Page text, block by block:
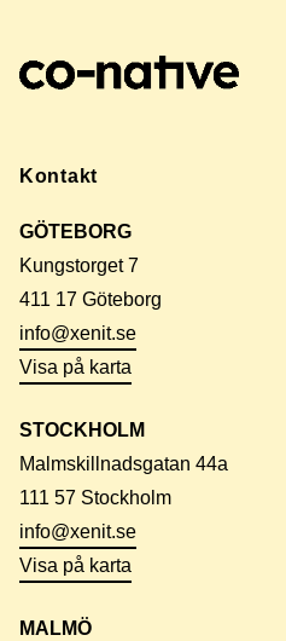
Kontakt
GÖTEBORG
Kungstorget 7
411 17 Göteborg
info@xenit.se
Visa på karta
STOCKHOLM
Malmskillnadsgatan 44a
111 57 Stockholm
info@xenit.se
Visa på karta
MALMÖ